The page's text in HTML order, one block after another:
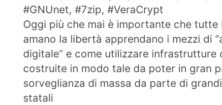
#GNUnet, #7zip, #VeraCrypt
Oggi più che mai è importante che tutte
amano la libertà apprendano i mezzi di
digitale” e come utilizzare infrastrutture
costruite in modo tale da poter in gran
sorveglianza di massa da parte di
statali